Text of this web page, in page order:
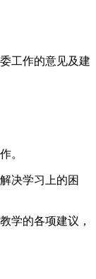
工作的意见及建
。
决学习上的困
学的各项建议，